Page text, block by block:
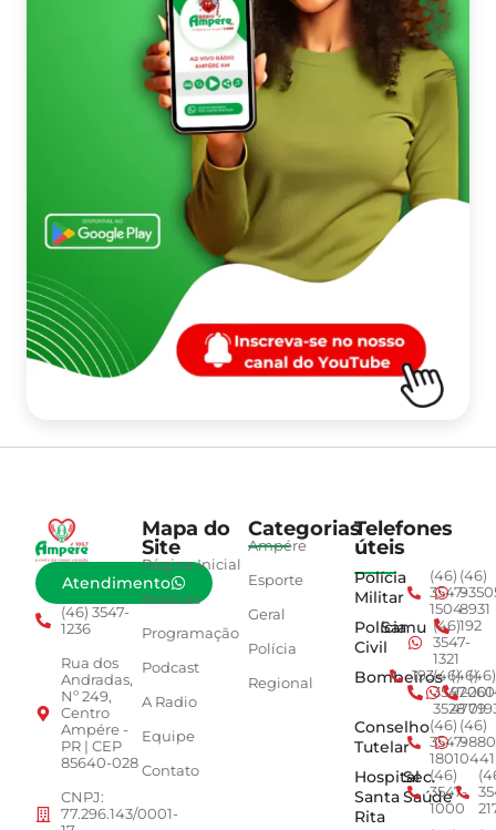
Atendimento
(46) 3547-
1236
Rua dos
Andradas,
Nº 249,
Centro
Ampére -
PR | CEP
85640-028
CNPJ:
77.296.143/0001-
Mapa do
Site
Página Inicial
Notícias
Programação
Podcast
A Radio
Equipe
Contato
Categorias
Ampére
Esporte
Geral
Polícia
Regional
Telefones
úteis
Polícia
Militar
(46)
3547-
1504
(46)
8931
Polícia
Civil
Samu (46)
3547-
1321
192
Bombeiros
193(46)
3547-
3528
(46)
4779
(46)
Conselho
Tutelar
(46)
3547-
1801
(46)
0441
Hospital
Santa
Rita
Sec.
Saúde
(46)
3547-
1000